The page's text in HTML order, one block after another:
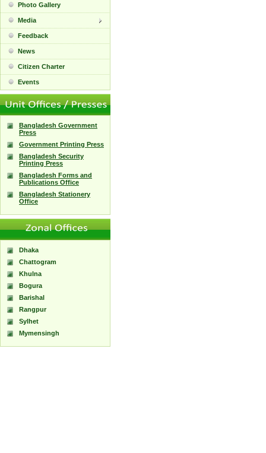
Photo Gallery
Media
Feedback
News
Citizen Charter
Events
Bangladesh Government
Press
Government Printing Press
Bangladesh Security
Printing Press
Bangladesh Forms and
Publications Office
Bangladesh Stationery
Office
Dhaka
Chattogram
Khulna
Bogura
Barishal
Rangpur
Sylhet
Mymensingh